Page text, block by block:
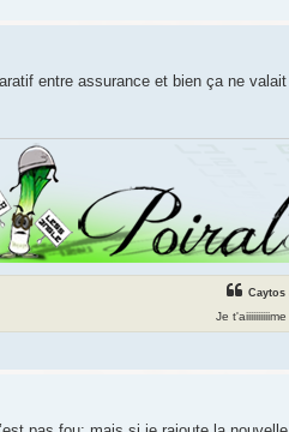
entre assurance et bien ça ne
Caytos
Je t'aiiiiiiiiiime